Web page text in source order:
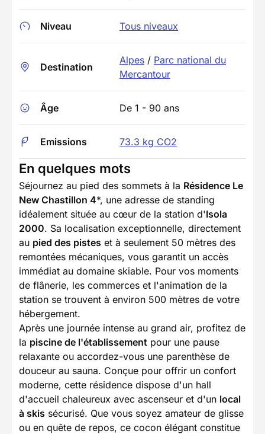
Niveau Tous niveaux
Destination
Alpes / Parc national du
Mercantour
Âge De 1 - 90 ans
Emissions 73.3 kg CO2
En quelques mots
Séjournez au pied des sommets à la Résidence Le
New Chastillon 4*, une adresse de standing
idéalement située au cœur de la station d'Isola
2000. Sa localisation exceptionnelle, directement
au pied des pistes et à seulement 50 mètres des
remontées mécaniques, vous garantit un accès
immédiat au domaine skiable. Pour vos moments
de flânerie, les commerces et l'animation de la
station se trouvent à environ 500 mètres de votre
hébergement.
Après une journée intense au grand air, profitez de
la piscine de l'établissement pour une pause
relaxante ou accordez-vous une parenthèse de
douceur au sauna. Conçue pour offrir un confort
moderne, cette résidence dispose d'un hall
d'accueil chaleureux avec ascenseur et d'un local
à skis sécurisé. Que vous soyez amateur de glisse
ou en quête de repos, ce cocon élégant constitue